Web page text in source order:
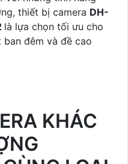
thiết bị camera DH-
là lựa chọn tối ưu cho
đêm và đề cao
KHÁC